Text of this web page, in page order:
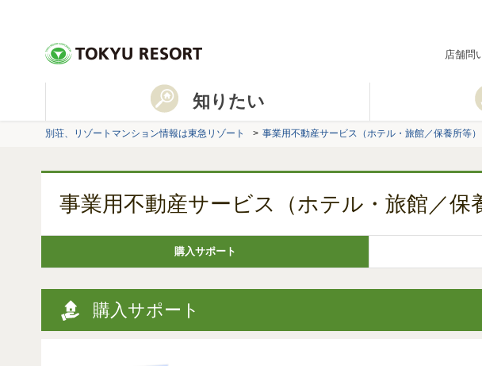
店舗問
知りたい
別荘、リゾートマンション情報は東急リゾート 事業用不動産サービス（ホテル・旅館／保養所等）
事業用不動産サービス（ホテル・旅館／保
購入サポート
購入サポート